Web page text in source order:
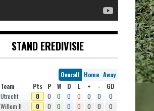
STAND EREDIVISIE
Overall Home Away
Team Pts P W D L + -
GD
Utrecht 0 0 0 0 0 0 0
0
Willem II 0 0 0 0 0 0 0
0